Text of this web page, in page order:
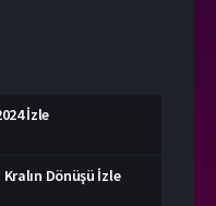
İzle
Dönüşü İzle